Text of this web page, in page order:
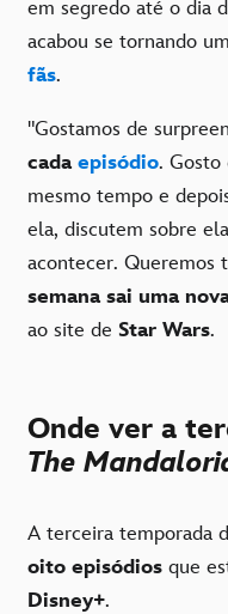
em segredo até o dia
acabou se tornando um
fãs.
"Gostamos de
cada episódio. Gosto
mesmo tempo e
ela, discutem sobre
acontecer. Queremos
semana sai uma
ao site de Star Wars.
Onde ver a
The
A terceira temporada
oito episódios que
Disney+.